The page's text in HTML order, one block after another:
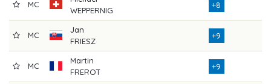
MC
WEPPERNIG
+8
MC
Jan
FRIESZ
+9
MC
Martin
FREROT
+9